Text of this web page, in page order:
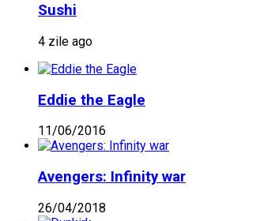
Sushi
4 zile ago
Eddie the Eagle
11/06/2016
Avengers: Infinity war
26/04/2018